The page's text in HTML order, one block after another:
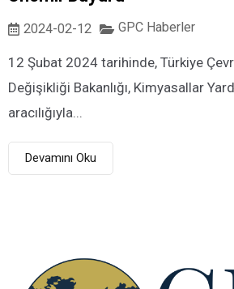
2024-02-12 GPC Haberler
12 Şubat 2024 tarihinde, Türkiye
Değişikliği Bakanlığı, Kimyasallar
aracılığıyla...
Devamını Oku